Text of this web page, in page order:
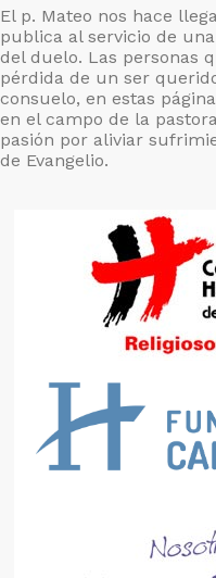
El p. Mateo nos hace
publica al servicio de una
del duelo. Las personas
pérdida de un ser
consuelo, en estas
en el campo de la
pasión por aliviar
de Evangelio.